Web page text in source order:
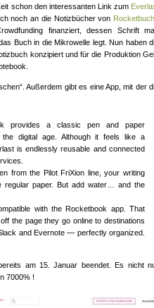
schon den interessanten Link zum
noch an die Notizbücher von Rocketbuch
finanziert, dessen Schrift
Buch in die Mikrowelle legt. Nun haben
konzipiert und für die Produktion
Außerdem gibt es eine App, mit der
provides a classic pen and paper
digital age. Although it feels like a
is endlessly reusable and connected
from the Pilot FriXion line, your writing
regular paper. But add water… and the
with the Rocketbook app. That
the page they go online to destinations
and Evernote — perfectly organized.
am 15. Januar beendet. Es nicht
7000% !